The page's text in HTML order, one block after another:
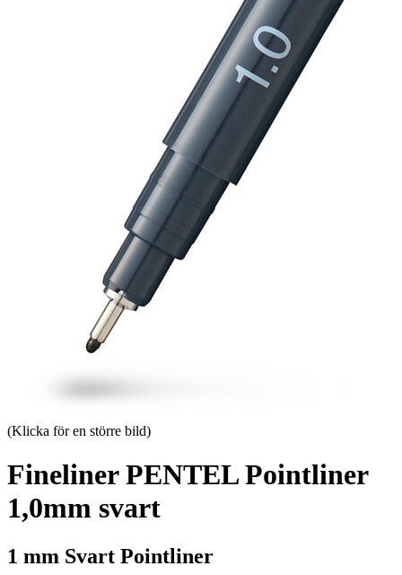
(Klicka för en större bild)
Fineliner PENTEL Pointliner
1,0mm svart
1 mm Svart Pointliner